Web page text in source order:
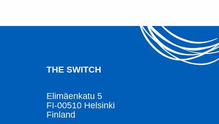
THE SWITCH
Elimäenkatu 5
FI-00510 Helsinki
Finland